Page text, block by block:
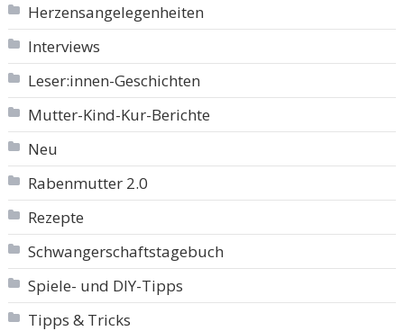
Herzensangelegenheiten
Interviews
Leser:innen-Geschichten
Mutter-Kind-Kur-Berichte
Neu
Rabenmutter 2.0
Rezepte
Schwangerschaftstagebuch
Spiele- und DIY-Tipps
Tipps & Tricks